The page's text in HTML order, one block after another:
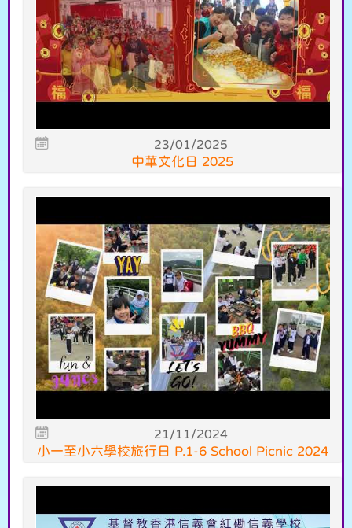
23/01/2025
中華文化日 2025
21/11/2024
小一至小六學校旅行日 P.1-6 School Picnic 2024